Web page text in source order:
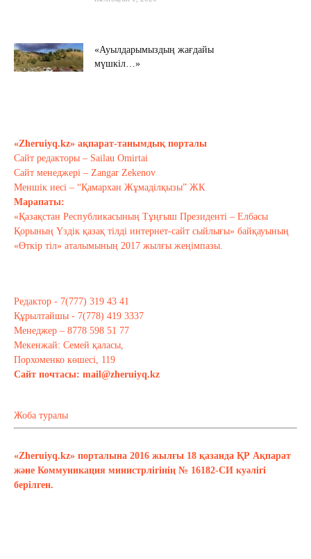
«Ауылдарымыздың жағдайы
мүшкіл…»
Тағы оқу
«Zheruiyq.kz» ақпарат-танымдық порталы
Сайт редакторы – Sailau Omirtai
Сайт менеджері – Zangar Zekenov
Меншік иесі – “Қамархан Жұмаділқызы” ЖК
Марапаты:
«Қазақстан Республикасының Тұңғыш Президенті – Елбасы
Қорының Үздік қазақ тілді интернет-сайт сыйлығы» байқауының
«Өткір тіл» аталымының 2017 жылғы жеңімпазы.
Редактор - 7(777) 319 43 41
Құрылтайшы - 7(778) 419 3337
Менеджер – 8778 598 51 77
Мекенжай: Семей қаласы,
Порхоменко көшесі, 119
Сайт почтасы: mail@zheruiyq.kz
Жоба туралы
«Zheruiyq.kz» порталына 2016 жылғы 18 қазанда ҚР Ақпарат
және Коммуникация министрлігінің № 16182-СИ куәлігі
берілген.